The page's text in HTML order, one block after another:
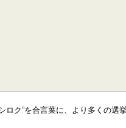
ロク”を合言葉に、より多くの